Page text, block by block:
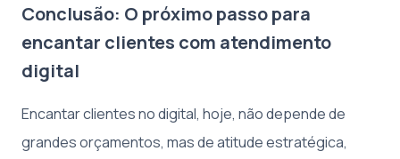
Conclusão: O próximo passo para
encantar clientes com atendimento
digital
Encantar clientes no digital, hoje, não depende de
grandes orçamentos, mas de atitude estratégica,